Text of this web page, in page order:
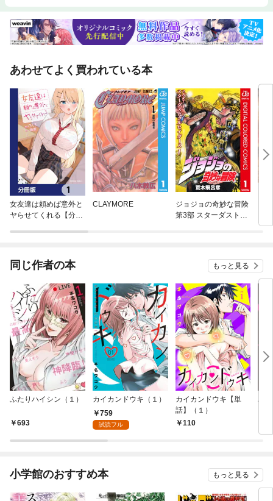
あわせてよく買われている本
女友達は頼めば意外と
ヤらせてくれる【分冊
CLAYMORE
ジョジョの奇妙な冒険
第3部 スターダストク
同じ作者の本 もっと見る
ふたりハイシン（１）
693
カイカンドウキ（１）
759
試読フル
カイカンドウキ【単
話】（１）
110
ハ
小学館のおすすめ本 もっと見る